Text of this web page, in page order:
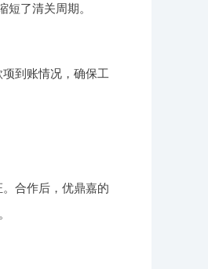
了清关周期。
到账情况，确保工
合作后，优鼎嘉的